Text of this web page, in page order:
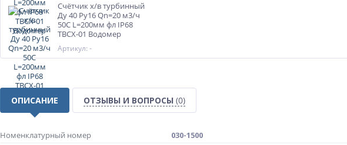
Счётчик х/в турбинный
Ду 40 Ру16 Qn=20 м3/ч
50С L=200мм фл IP68
ТВСХ-01 Водомер
Артикул: -
ОПИСАНИЕ ОТЗЫВЫ И ВОПРОСЫ (0)
Номенклатурный номер
030-1500